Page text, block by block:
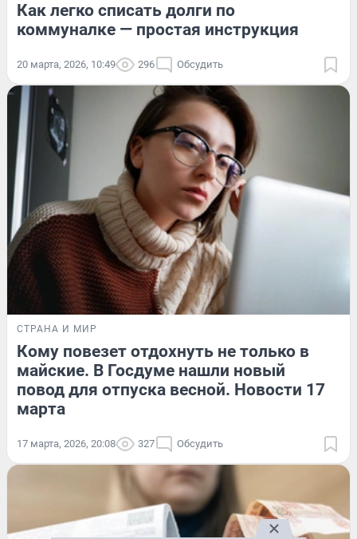
Как легко списать долги по
коммуналке — простая инструкция
20 марта, 2026, 10:49 296 Обсудить
СТРАНА И МИР
Кому повезет отдохнуть не только в
майские. В Госдуме нашли новый
повод для отпуска весной. Новости 17
марта
17 марта, 2026, 20:08 327 Обсудить